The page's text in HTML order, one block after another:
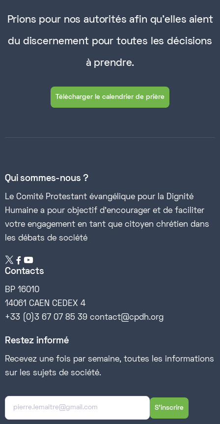
Prions pour nos autorités afin qu'elles aient
du discernement pour toutes les décisions
à prendre.
Télécharger le calendrier de prière
Qui sommes-nous ?
Le Comité Protestant évangélique pour la Dignité
Humaine a pour objectif d’encourager et de faciliter
votre engagement en tant que citoyen chrétien dans
les débats de société
 
Contacts
BP 16010
14061 CAEN CEDEX 4
+33 (0)3 67 07 85 39 contact@cpdh.org
Restez informé
Recevez une fois par semaine, toutes les informations
sur les sujets de société.